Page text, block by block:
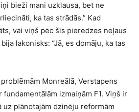
bieži mani uzklausa, bet ne
ka tas strādās.” Kad
vai viņš pēc šīs pieredzes neļaus
lakonisks: “Jā, es domāju, ka tas
Monreālā, Verstapens
izmaiņām F1. Viņš ir
plānotajām dzinēju reformām